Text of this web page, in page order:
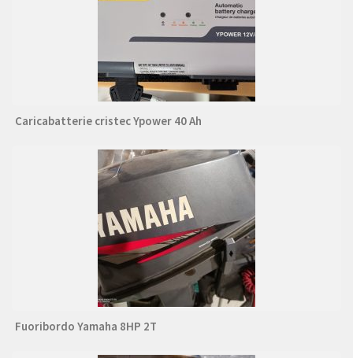
Caricabatterie cristec Ypower 40 Ah
Fuoribordo Yamaha 8HP 2T